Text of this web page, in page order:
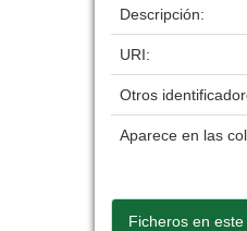
Descripción:
URI:
Otros
Aparece en las
Ficheros en